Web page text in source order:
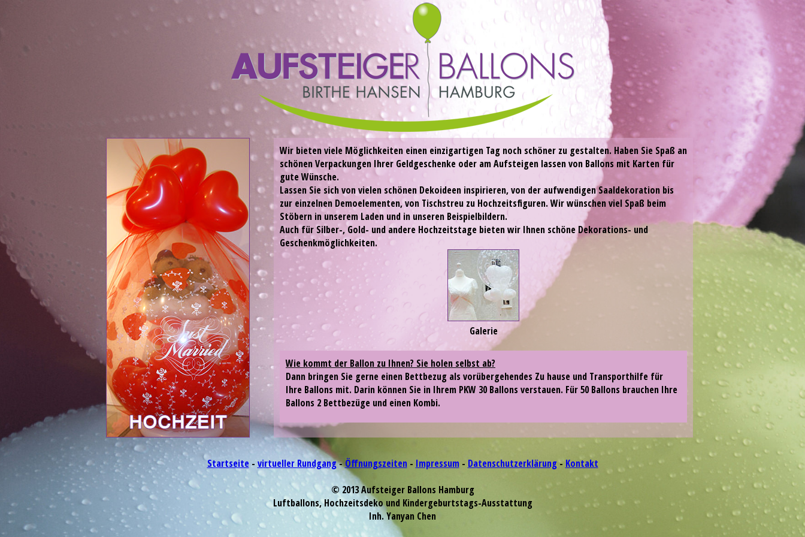
Wir bieten viele Möglichkeiten einen einzigartigen Tag noch schöner zu gestalten. Haben Sie Spaß an
schönen Verpackungen Ihrer Geldgeschenke oder am Aufsteigen lassen von Ballons mit Karten für
gute Wünsche.
Lassen Sie sich von vielen schönen Dekoideen inspirieren, von der aufwendigen Saaldekoration bis
zur einzelnen Demoelementen, von Tischstreu zu Hochzeitsfiguren. Wir wünschen viel Spaß beim
Stöbern in unserem Laden und in unseren Beispielbildern.
Auch für Silber-, Gold- und andere Hochzeitstage bieten wir Ihnen schöne Dekorations- und
Geschenkmöglichkeiten.
Galerie
Wie kommt der Ballon zu Ihnen? Sie holen selbst ab?
Dann bringen Sie gerne einen Bettbezug als vorübergehendes Zu hause und Transporthilfe für
Ihre Ballons mit. Darin können Sie in Ihrem PKW 30 Ballons verstauen. Für 50 Ballons brauchen Ihre
Ballons 2 Bettbezüge und einen Kombi.
Startseite- virtueller Rundgang-Öffnungszeiten - Impressum- Datenschutzerklärung- Kontakt
© 2013 Aufsteiger Ballons Hamburg
Luftballons, Hochzeitsdeko und Kindergeburtstags-Ausstattung
Inh. Yanyan Chen